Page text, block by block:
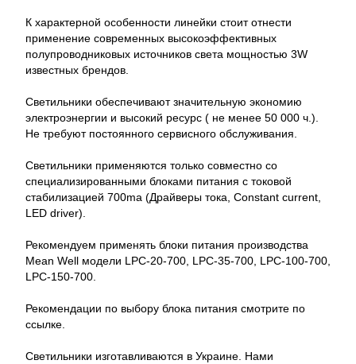
К характерной особенности линейки стоит отнести
применение современных высокоэффективных
полупроводниковых источников света мощностью 3W
известных брендов.
Светильники обеспечивают значительную экономию
электроэнергии и высокий ресурс ( не менее 50 000 ч.).
Не требуют постоянного сервисного обслуживания.
Светильники применяются только совместно со
специализированными блоками питания c токовой
стабилизацией 700ma (Драйверы тока, Constant current,
LED driver).
Рекомендуем применять блоки питания производства
Mean Well модели LPC-20-700, LPC-35-700, LPC-100-700,
LPC-150-700.
Рекомендации по выбору блока питания смотрите по
ссылке.
Светильники изготавливаются в Украине. Нами